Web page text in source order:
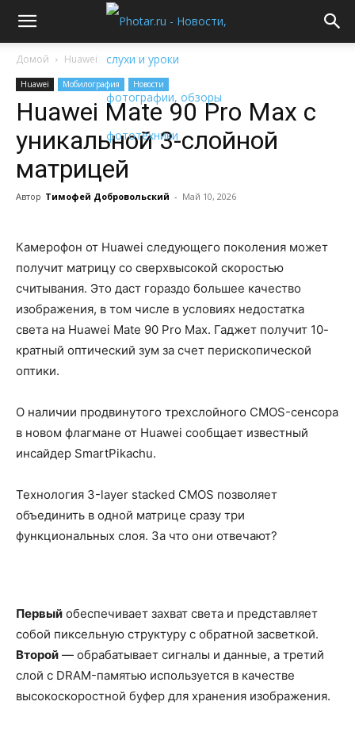
Домой Huawei
Huawei Мобилография Новости
Huawei Mate 90 Pro Max с
уникальной 3-слойной
матрицей
Автор Тимофей Добровольский - Май 10, 2026
Камерофон от Huawei следующего поколения может
получит матрицу со сверхвысокой скоростью
считывания. Это даст гораздо большее качество
изображения, в том числе в условиях недостатка
света на Huawei Mate 90 Pro Max. Гаджет получит 10-
кратный оптический зум за счет перископической
оптики.
О наличии продвинутого трехслойного CMOS-сенсора
в новом флагмане от Huawei сообщает известный
инсайдер SmartPikachu.
Технология 3-layer stacked CMOS позволяет
объединить в одной матрице сразу три
функциональных слоя. За что они отвечают?
Первый обеспечивает захват света и представляет
собой пиксельную структуру с обратной засветкой.
Второй — обрабатывает сигналы и данные, а третий
слой с DRAM-памятью используется в качестве
высокоскоростной буфер для хранения изображения.